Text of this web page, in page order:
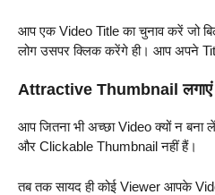
आप एक Video Title का चुनाव करें जो
लोग उसपर क्लिक करेंगे ही। आप अपने
Attractive Thumbnail लगाएं
आप जितना भी अच्छा Video क्यों न
और Clickable Thumbnail नहीं हैं।
तब तक सायद ही कोई Viewer आपके